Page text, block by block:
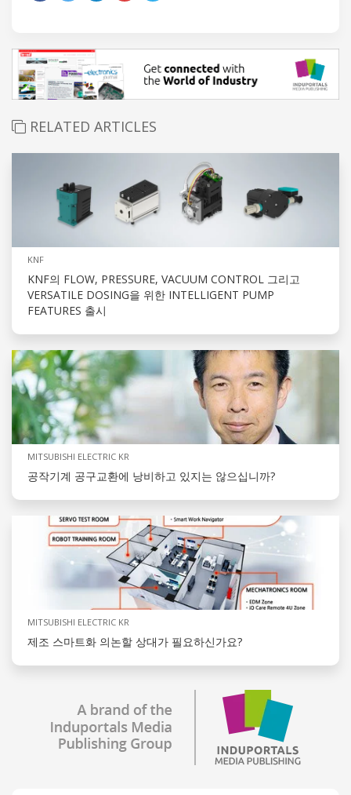
RELATED ARTICLES
KNF
KNF의 FLOW, PRESSURE, VACUUM CONTROL 그리고
VERSATILE DOSING을 위한 INTELLIGENT PUMP
FEATURES 출시
MITSUBISHI ELECTRIC KR
공작기계 공구교환에 낭비하고 있지는 않으십니까?
MITSUBISHI ELECTRIC KR
제조 스마트화 의논할 상대가 필요하신가요?